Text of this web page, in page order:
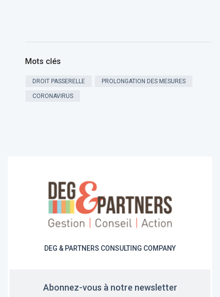
Mots clés
DROIT PASSERELLE PROLONGATION DES MESURES
CORONAVIRUS
DEG & PARTNERS CONSULTING COMPANY
Abonnez-vous à notre newsletter